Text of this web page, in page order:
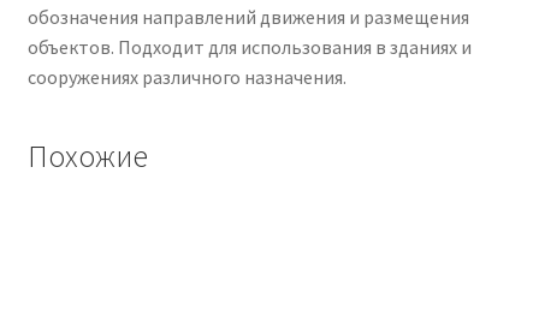
обозначения направлений движения и размещения
объектов. Подходит для использования в зданиях и
сооружениях различного назначения.
Похожие